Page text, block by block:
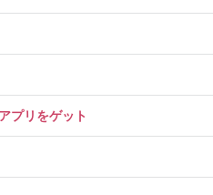
プリをゲット